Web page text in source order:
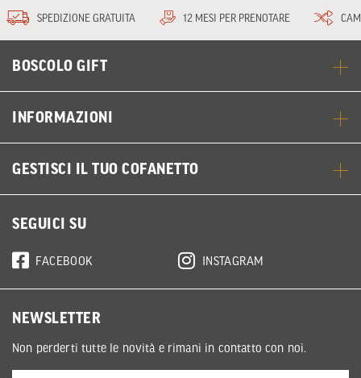
SPEDIZIONE GRATUITA 12 MESI PER PRENOTARE
BOSCOLO GIFT
INFORMAZIONI
GESTISCI IL TUO COFANETTO
SEGUICI SU
FACEBOOK INSTAGRAM
NEWSLETTER
Non perderti tutte le novità e rimani in contatto con noi.